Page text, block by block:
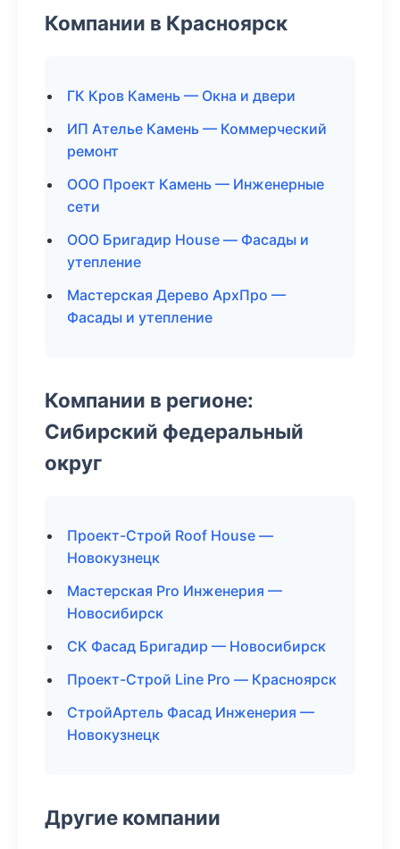
Компании в Красноярск
ГК Кров Камень — Окна и двери
ИП Ателье Камень — Коммерческий
ремонт
ООО Проект Камень — Инженерные
сети
ООО Бригадир House — Фасады и
утепление
Мастерская Дерево АрхПро —
Фасады и утепление
Компании в регионе:
Сибирский федеральный
округ
Проект-Строй Roof House —
Новокузнецк
Мастерская Pro Инженерия —
Новосибирск
СК Фасад Бригадир — Новосибирск
Проект-Строй Line Pro — Красноярск
СтройАртель Фасад Инженерия —
Новокузнецк
Другие компании